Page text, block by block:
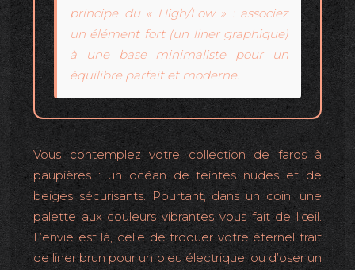
principe du « High/Low » : associez
un élément fort (un liner graphique)
à une base minimaliste pour un
équilibre parfait et moderne.
Vous contemplez votre collection de fards à
paupières : un océan de teintes nudes et de
beiges sécurisants. Pourtant, dans un coin, une
palette aux couleurs vibrantes vous fait de l’œil.
L’envie est là, celle de troquer votre éternel trait
de liner brun pour un bleu électrique, ou d’oser un